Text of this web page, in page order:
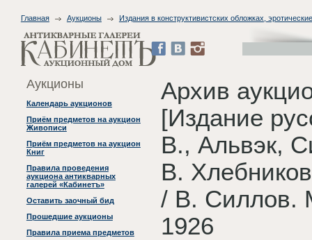
Главная Аукционы Издания в конструктивистских обложках,
Аукционы
Календарь аукционов
Приём предметов на аукцион
Живописи
Приём предметов на аукцион
Книг
Правила проведения
аукциона антикварных
галерей «Кабинетъ»
Оставить заочный бид
Прошедшие аукционы
Правила приема предметов
Архив
[Издание
В., Альвэк,
В.
/ В. Силлов.
1926